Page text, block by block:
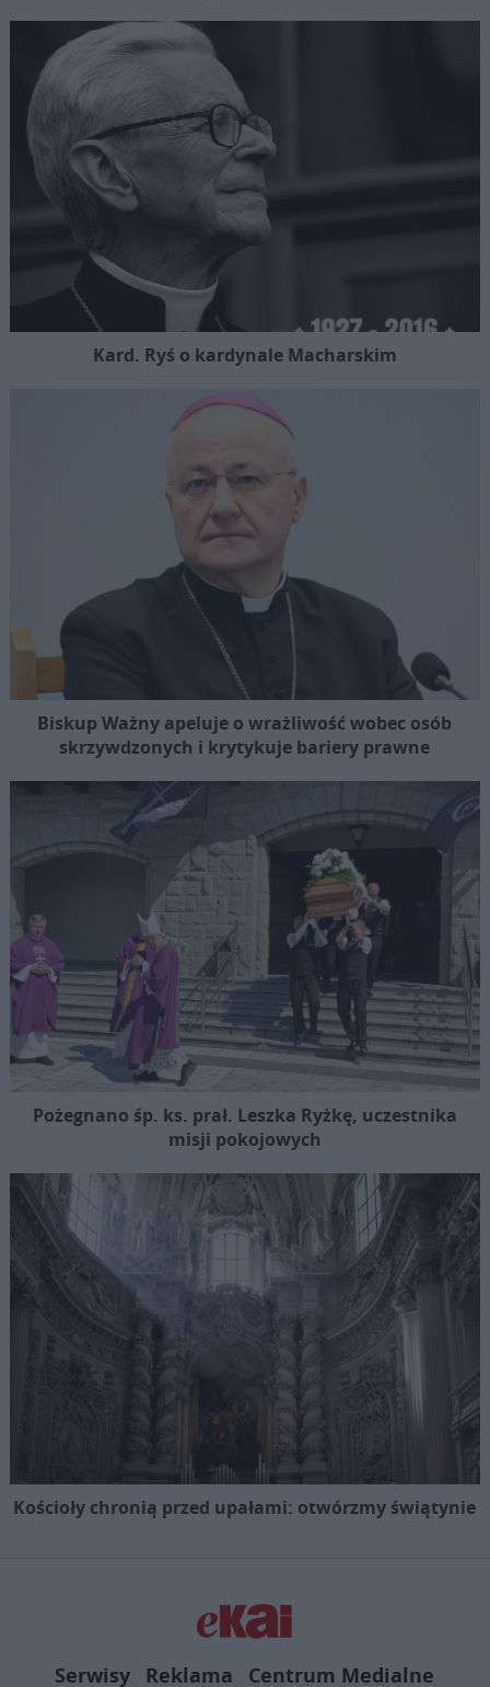
Kard. Ryś o kardynale Macharskim
Biskup Ważny apeluje o wrażliwość wobec osób
skrzywdzonych i krytykuje bariery prawne
Pożegnano śp. ks. prał. Leszka Ryżkę, uczestnika
misji pokojowych
Kościoły chronią przed upałami: otwórzmy świątynie
Serwisy Reklama Centrum Medialne